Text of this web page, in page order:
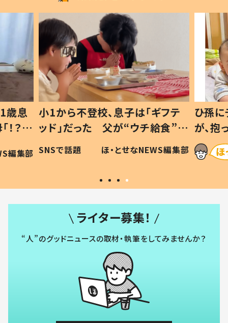
歳息
？」
編集部
小1から不登校、息子は「ギフテ
ッド」だった 父が“ウチ給食”を
作り続ける理由とは #令和の親
#令和の子
SNSで話題 ほ・とせなNEWS編集部
ひ孫
が、
「涙が
い」
ライター募集！
“人”のグッドニュースの取材・執筆をしてみませんか？